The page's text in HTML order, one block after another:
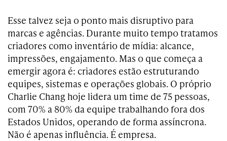
Esse talvez seja o ponto mais disruptivo para
marcas e agências. Durante muito tempo tratamos
criadores como inventário de mídia: alcance,
impressões, engajamento. Mas o que começa a
emergir agora é: criadores estão estruturando
equipes, sistemas e operações globais. O próprio
Charlie Chang hoje lidera um time de 75 pessoas,
com 70% a 80% da equipe trabalhando fora dos
Estados Unidos, operando de forma assíncrona.
Não é apenas influência. É empresa.